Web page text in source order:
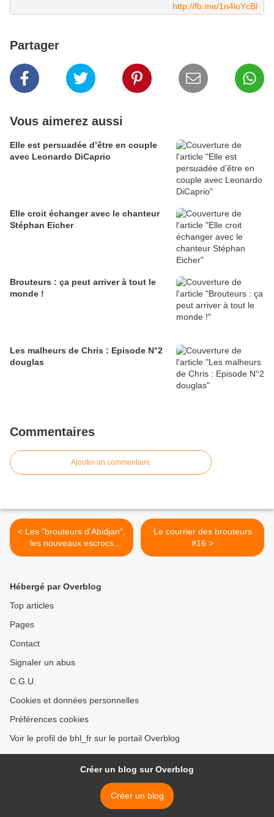
http://fb.me/1n4loYcBl
Partager
Vous aimerez aussi
Elle est persuadée d’être en couple
avec Leonardo DiCaprio
Elle croit échanger avec le chanteur
Stéphan Eicher
Brouteurs : ça peut arriver à tout le
monde !
Les malheurs de Chris : Episode N°2
douglas
Commentaires
Ajouter un commentaire
< Les "brouteurs d'Abidjan",
les nouveaux escrocs
d'Internet
Le courrier des brouteurs
#16 >
Hébergé par Overblog
Top articles
Pages
Contact
Signaler un abus
C.G.U.
Cookies et données personnelles
Préférences cookies
Voir le profil de bhl_fr sur le portail Overblog
Créer un blog sur Overblog
Créer un blog